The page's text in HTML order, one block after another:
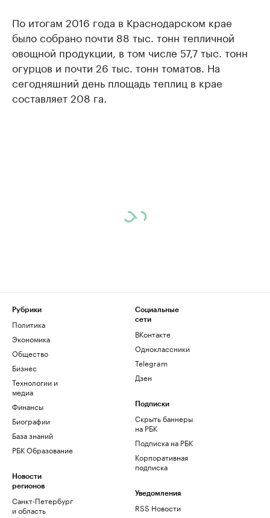
По итогам 2016 года в Краснодарском крае
было собрано почти 88 тыс. тонн тепличной
овощной продукции, в том числе 57,7 тыс. тонн
огурцов и почти 26 тыс. тонн томатов. На
сегодняшний день площадь теплиц в крае
составляет 208 га.
Рубрики
Политика
Экономика
Общество
Бизнес
Технологии и
медиа
Финансы
Биографии
База знаний
РБК Образование
Новости
регионов
Санкт-Петербург
и область
Социальные
сети
ВКонтакте
Одноклассники
Telegram
Дзен
Подписки
Скрыть баннеры
на РБК
Подписка на РБК
Корпоративная
подписка
Уведомления
RSS Новости